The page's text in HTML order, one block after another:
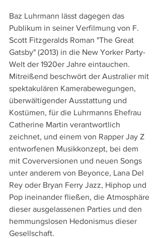
Baz Luhrmann lässt dagegen das
Publikum in seiner Verfilmung von F.
Scott Fitzgeralds Roman "The Great
Gatsby" (2013) in die New Yorker Party-
Welt der 1920er Jahre eintauchen.
Mitreißend beschwört der Australier mit
spektakulären Kamerabewegungen,
überwältigender Ausstattung und
Kostümen, für die Luhrmanns Ehefrau
Catherine Martin verantwortlich
zeichnet, und einem von Rapper Jay Z
entworfenen Musikkonzept, bei dem
mit Coverversionen und neuen Songs
unter anderem von Beyonce, Lana Del
Rey oder Bryan Ferry Jazz, Hiphop und
Pop ineinander fließen, die Atmosphäre
dieser ausgelassenen Parties und den
hemmungslosen Hedonismus dieser
Gesellschaft.